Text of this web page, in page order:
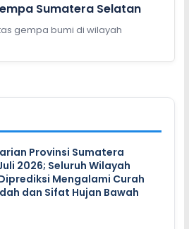
Sumatera Selatan
gempa bumi di wilayah
Provinsi Sumatera
2026; Seluruh Wilayah
Mengalami Curah
dan Sifat Hujan Bawah